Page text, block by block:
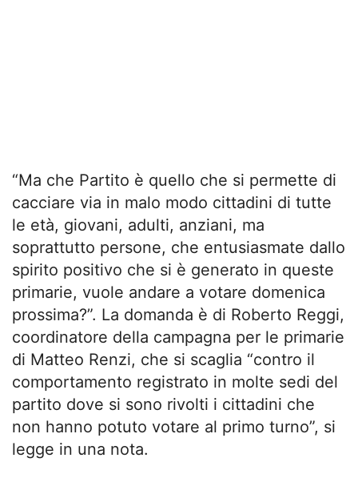
“Ma che Partito è quello che si permette di
cacciare via in malo modo cittadini di tutte
le età, giovani, adulti, anziani, ma
soprattutto persone, che entusiasmate dallo
spirito positivo che si è generato in queste
primarie, vuole andare a votare domenica
prossima?”. La domanda è di Roberto Reggi,
coordinatore della campagna per le primarie
di Matteo Renzi, che si scaglia “contro il
comportamento registrato in molte sedi del
partito dove si sono rivolti i cittadini che
non hanno potuto votare al primo turno”, si
legge in una nota.